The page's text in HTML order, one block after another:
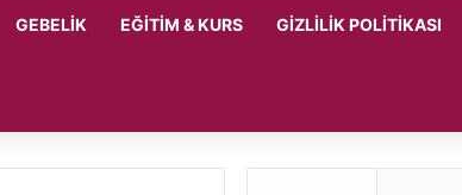
GEBELIK EĞITIM & KURS GIZLILIK POLITIKASI